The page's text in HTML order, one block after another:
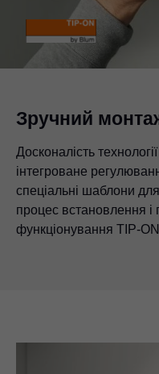
Зручний
Досконалість
інтегроване
спеціальні шаблони
процес встановлення і
функціонування TIP-ON